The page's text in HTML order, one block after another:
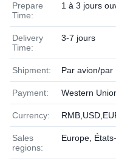
Prepare
Time:
1 à 3 jours
Delivery
Time:
3-7 jours
Shipment: Par avion/par
Payment: Western
Currency:
Sales
regions:
Europe,